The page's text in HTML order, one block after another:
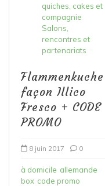
quiches, cakes et
compagnie
Salons,
rencontres et
partenariats
Flammenkuche
façon Illico
Fresco + CODE
PROMO
8 juin 2017 0
à domicile allemande
box code promo